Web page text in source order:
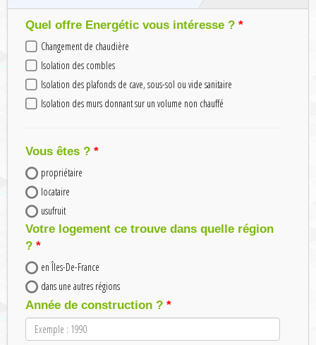
Quel offre Energétic vous intéresse ?
Changement de chaudière
Isolation des combles
Isolation des plafonds de cave, sous-sol ou vide sanitaire
Isolation des murs donnant sur un volume non chauffé
Vous êtes ?
propriétaire
locataire
usufruit
Votre logement ce trouve dans quelle région
?
en Îles-De-France
dans une autres régions
Année de construction ?